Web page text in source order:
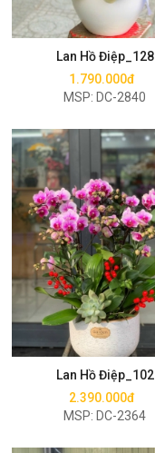
Lan Hồ Điệp_128
1.790.000đ
MSP: DC-2840
Mua ngay
Lan Hồ Điệp_102
2.390.000đ
MSP: DC-2364
Mua ngay